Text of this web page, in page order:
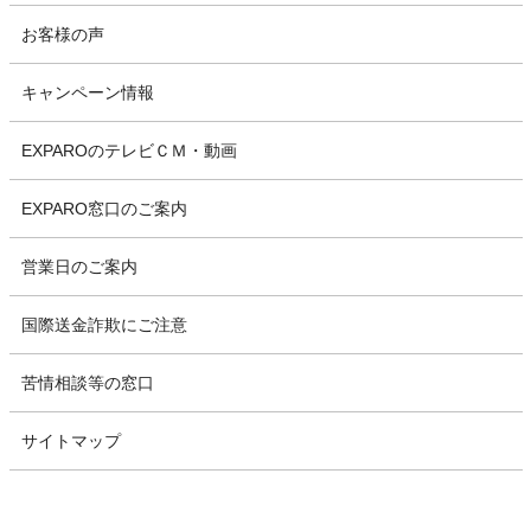
お客様の声
キャンペーン情報
EXPAROのテレビＣＭ・動画
EXPARO窓口のご案内
営業日のご案内
国際送金詐欺にご注意
苦情相談等の窓口
サイトマップ